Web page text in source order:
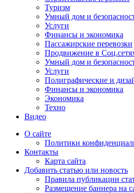
Туризм
Умный дом и
Услуги
Финансы и экономика
Пассажирские перевозки
Продвижение в
Умный дом и
Услуги
Полиграфические и
Финансы и экономика
Экономика
Техно
Видео
О сайте
Политики
Контакты
Карта сайта
Добавить статью или новость
Правила публикации
Размещение баннера на